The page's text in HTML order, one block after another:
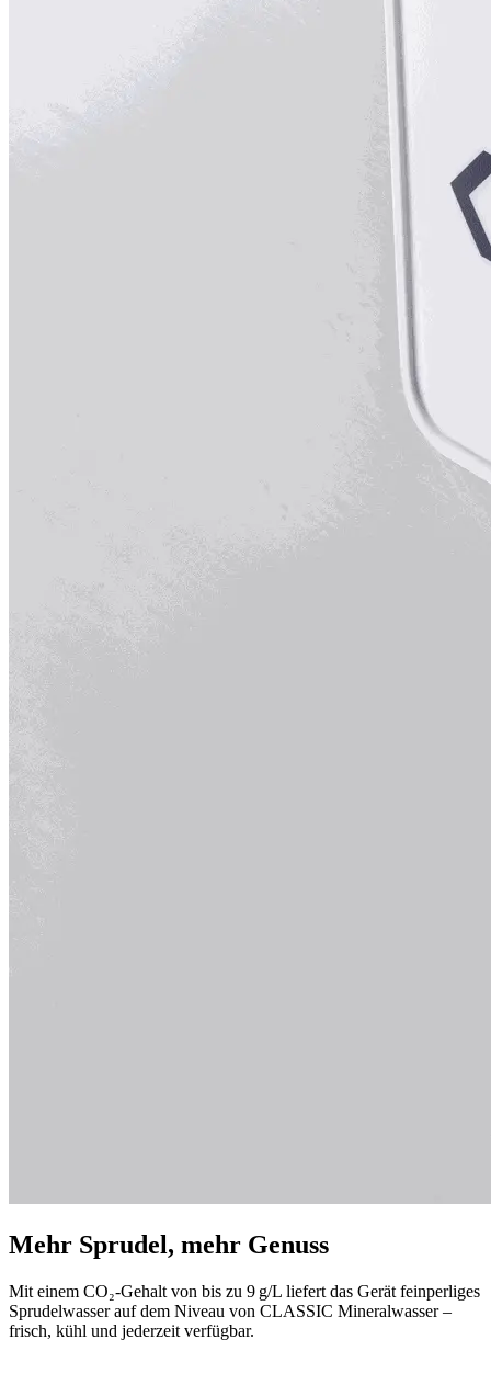
Mehr Sprudel, mehr Genuss
Mit einem CO₂-Gehalt von bis zu 9 g/L liefert das Gerät feinperliges
Sprudelwasser auf dem Niveau von CLASSIC Mineralwasser –
frisch, kühl und jederzeit verfügbar.